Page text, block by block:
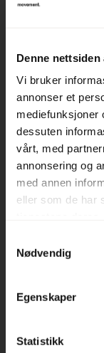
Denne
Vi bruker
annonser et
mediefunksjoner
dessuten
vårt, med
annonsering og
med annen
eller som de har
Nødvendig
Egenskaper
Statistikk
arealer.
funksjon, egnet
sikret.
▪ 120 × 82 × 40
▪ Skyvedører
kreve ekstra plass
▪ Produsert av
EFG er en
kjent for å
fokus på